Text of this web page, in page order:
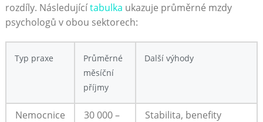
rozdíly. Následujícítabulka ukazuje průměrné mzdy
psychologů v obou sektorech:
Typ praxe
Průměrné
měsíční
příjmy
Další výhody
Nemocnice
30 000 –
Stabilita, benefity